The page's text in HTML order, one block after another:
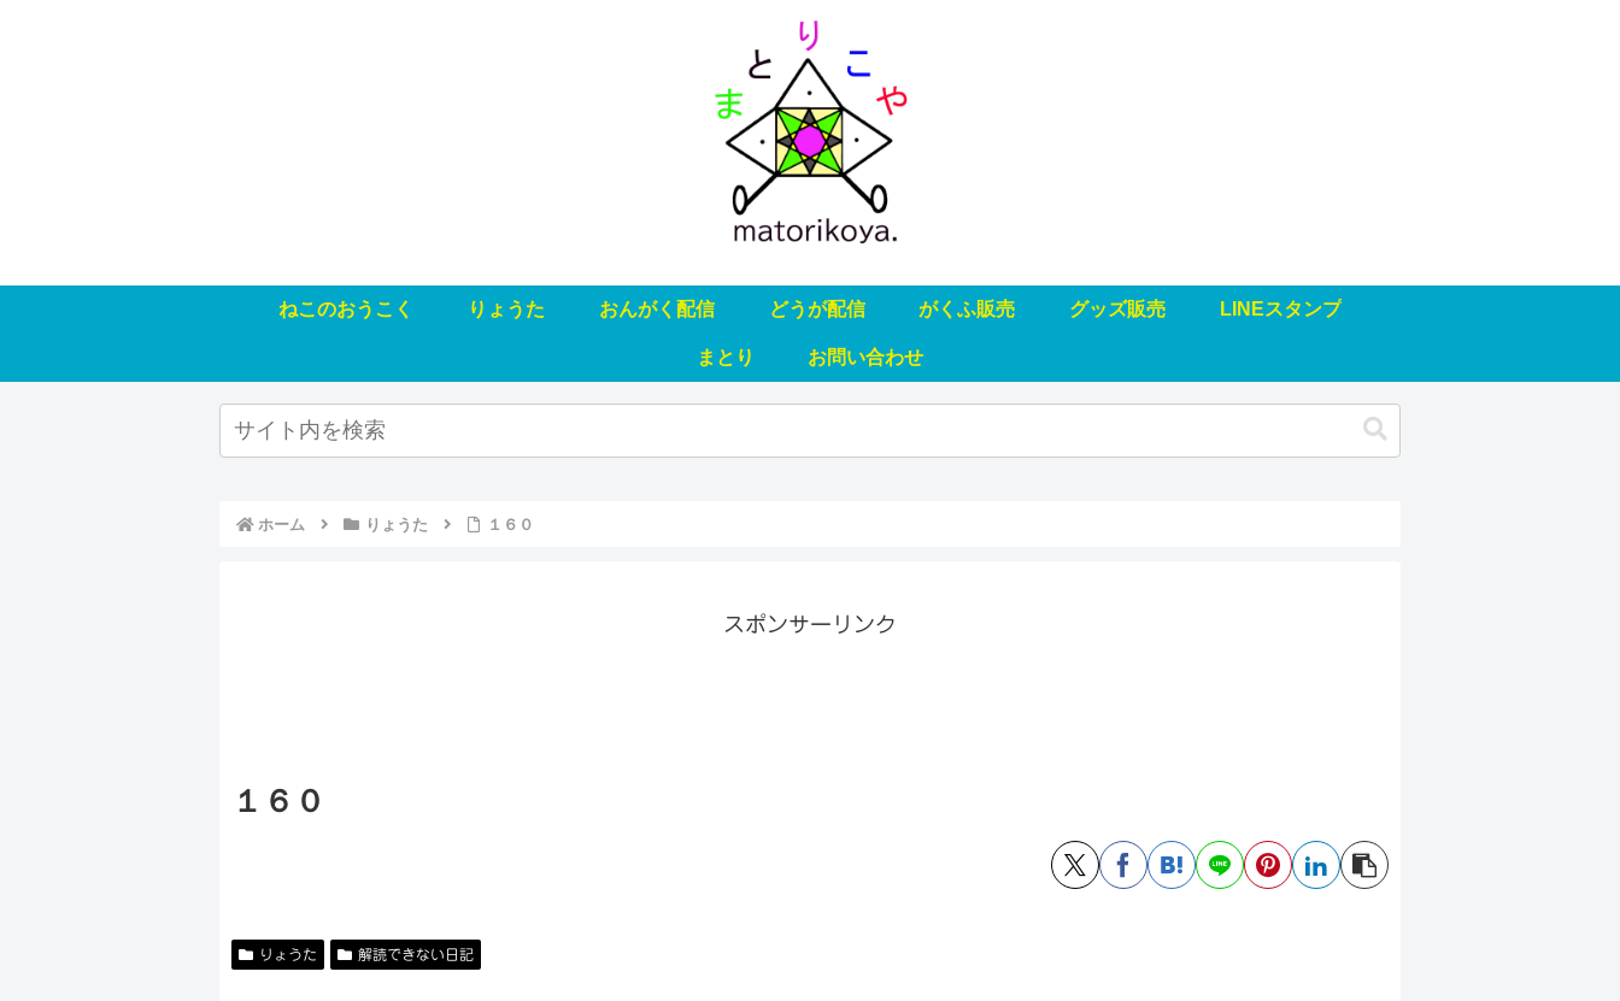
ねこのおうこく りょうた おんがく配信 どうが配信 がくふ販売 グッズ販売 LINEスタンプ
まとり お問い合わせ
ホーム りょうた １６０
スポンサーリンク
１６０
りょうた 解読できない日記